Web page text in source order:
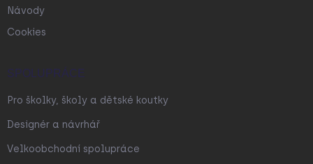
Návody
Cookies
SPOLUPRÁCE
Pro školky, školy a dětské koutky
Designér a návrhář
Velkoobchodní spolupráce